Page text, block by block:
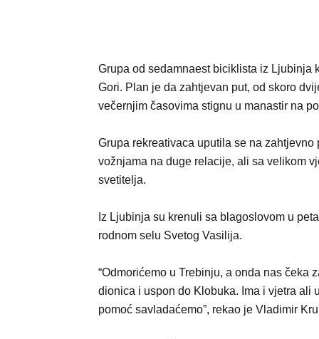
Grupa od sedamnaest biciklista iz Ljubinja
Gori. Plan je da zahtjevan put, od skoro
večernjim časovima stignu u manastir na
Grupa rekreativaca uputila se na
vožnjama na duge relacije, ali sa velikom
svetitelja.
Iz Ljubinja su krenuli sa blagoslovom u
rodnom selu Svetog Vasilija.
“Odmorićemo u Trebinju, a onda nas čeka
dionica i uspon do Klobuka. Ima i vjetra ali
pomoć savladaćemo”, rekao je Vladimir